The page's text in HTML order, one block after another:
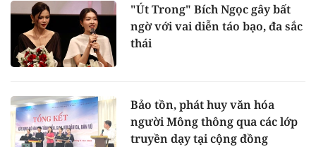
"Út Trong" Bích Ngọc gây bất
ngờ với vai diễn táo bạo, đa sắc
thái
Bảo tồn, phát huy văn hóa
người Mông thông qua các lớp
truyền dạy tại cộng đồng